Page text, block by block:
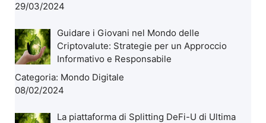
29/03/2024
Guidare i Giovani nel Mondo delle
Criptovalute: Strategie per un Approccio
Informativo e Responsabile
Categoria: Mondo Digitale
08/02/2024
La piattaforma di Splitting DeFi-U di Ultima